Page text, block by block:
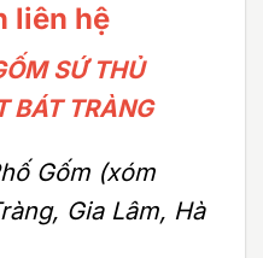
liên hệ
SỨ THỦ
BÁT TRÀNG
Gốm (xóm
Gia Lâm, Hà